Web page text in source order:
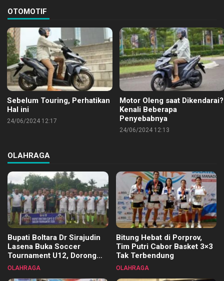
OTOMOTIF
Sebelum Touring, Perhatikan
Hal ini
24/06/2024 12:17
Motor Oleng saat Dikendarai?
Kenali Beberapa
Penyebabnya
24/06/2024 12:13
OLAHRAGA
Bupati Boltara Dr Sirajudin
Lasena Buka Soccer
Tournament U12, Dorong
Pembinaan Merata di Setiap
OLAHRAGA
Bitung Hebat di Porprov,
Tim Putri Cabor Basket 3×3
Tak Terbendung
OLAHRAGA